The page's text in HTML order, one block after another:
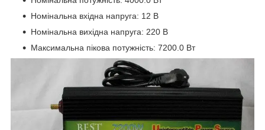
Номінальна вхідна напруга: 12 В
Номінальна вихідна напруга: 220 В
Максимальна пікова потужність: 7200.0 Вт